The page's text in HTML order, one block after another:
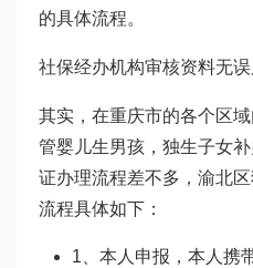
的具体流程。
社保经办机构审核资料无
其实，在重庆市的各个区
管婴儿生男孩 ，独生子女
证办理流程差不多，渝北
流程具体如下：
1、本人申报，本人携